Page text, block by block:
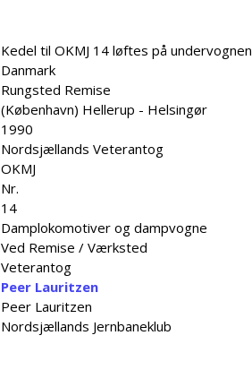
Kedel til OKMJ 14 løftes på undervognen
Danmark
Rungsted Remise
(København) Hellerup - Helsingør
1990
Nordsjællands Veterantog
OKMJ
Nr.
14
Damplokomotiver og dampvogne
Ved Remise / Værksted
Veterantog
Peer Lauritzen
Peer Lauritzen
Nordsjællands Jernbaneklub